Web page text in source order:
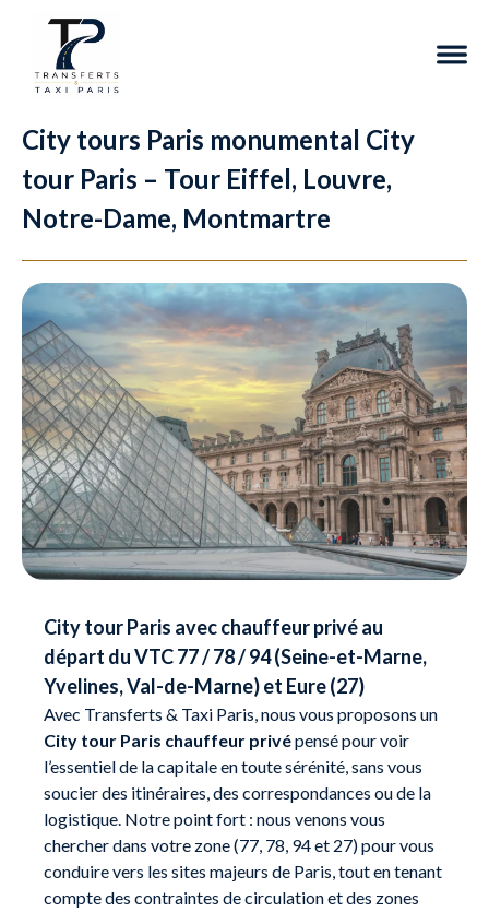
City tours Paris monumental City
tour Paris – Tour Eiffel, Louvre,
Notre-Dame, Montmartre
City tour Paris avec chauffeur privé au
départ du VTC 77 / 78 / 94 (Seine-et-Marne,
Yvelines, Val-de-Marne) et Eure (27)
Avec Transferts & Taxi Paris, nous vous proposons un
City tour Paris chauffeur privépensé pour voir
l’essentiel de la capitale en toute sérénité, sans vous
soucier des itinéraires, des correspondances ou de la
logistique. Notre point fort : nous venons vous
chercher dans votre zone (77, 78, 94 et 27) pour vous
conduire vers les sites majeurs de Paris, tout en tenant
compte des contraintes de circulation et des zones